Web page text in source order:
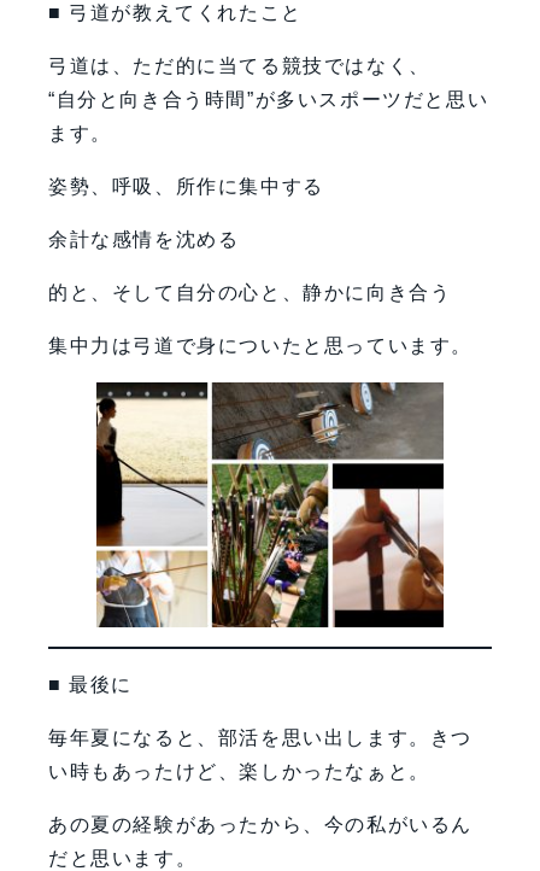
■ 弓道が教えてくれたこと
弓道は、ただ的に当てる競技ではなく、
“自分と向き合う時間”が多いスポーツだと思い
ます。
姿勢、呼吸、所作に集中する
余計な感情を沈める
的と、そして自分の心と、静かに向き合う
集中力は弓道で身についたと思っています。
■ 最後に
毎年夏になると、部活を思い出します。きつ
い時もあったけど、楽しかったなぁと。
あの夏の経験があったから、今の私がいるん
だと思います。